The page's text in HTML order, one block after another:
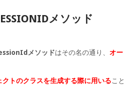
メソッド
メソッドはその名の通り、 オー
トのクラスを生成する際に用いること